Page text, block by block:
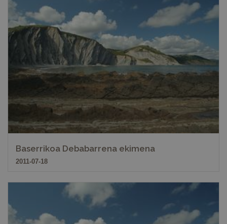
Baserrikoa Debabarrena ekimena
2011-07-18